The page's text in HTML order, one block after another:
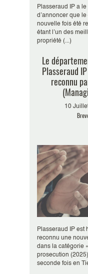
Plasseraud IP a
d’annoncer que
nouvelle fois été
étant l’un des
propriété (...)
Le
Plasseraud
reconnu
10
Plasseraud IP est
reconnu une
dans la catégorie
prosecution
seconde fois en